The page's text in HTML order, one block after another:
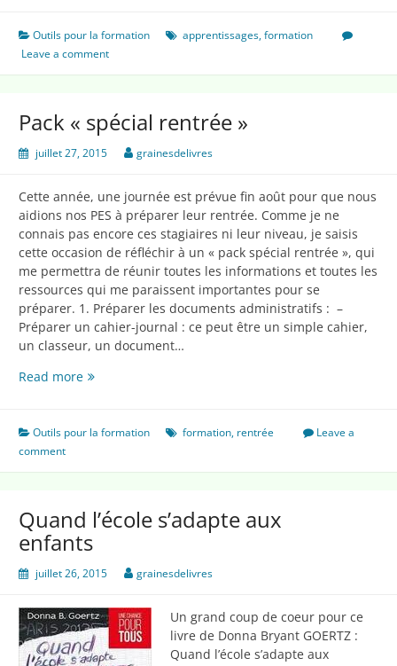
des
difficultés
des
Outils pour la formation apprentissages,formation
Leave a comment
Pack « spécial rentrée »
juillet 27, 2015 grainesdelivres
Cette année, une journée est prévue fin août pour que nous
aidions nos PES à préparer leur rentrée. Comme je ne
connais pas encore ces stagiaires ni leur niveau, je saisis
cette occasion de réfléchir à un « pack spécial rentrée », qui
me permettra de réunir toutes les informations et toutes les
ressources qui me paraissent importantes pour se
préparer. 1. Préparer les documents administratifs : –
Préparer un cahier-journal : ce peut être un simple cahier,
un classeur, un document…
Read morePack
Outils pour la formation formation, rentrée
Leave a
comment
Quand l’école s’adapte aux
enfants
juillet 26, 2015 grainesdelivres
Un grand coup de coeur pour ce
livre de Donna Bryant GOERTZ :
Quand l’école s’adapte aux